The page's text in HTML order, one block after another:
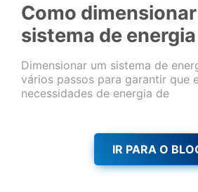
Como
sistema de
Dimensionar um sistema de
vários passos para garantir que
necessidades de energia de
IR PARA O